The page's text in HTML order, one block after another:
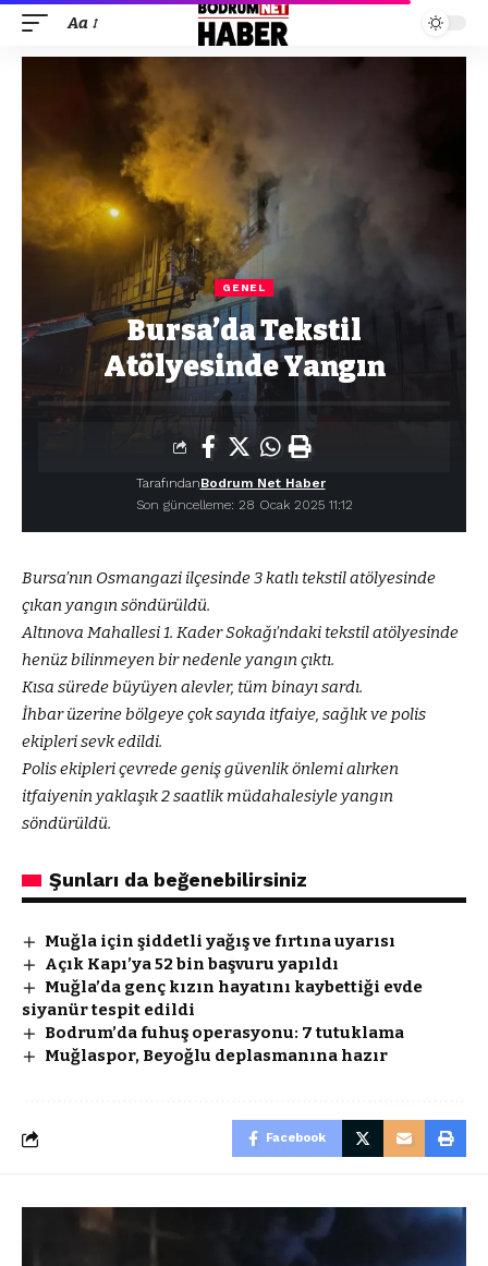
Aa
GENEL
Bursa’da Tekstil
Atölyesinde Yangın
Son güncelleme: 28 Ocak 2025 11:12
TarafındanBodrum Net Haber
Bursa’nın Osmangazi ilçesinde 3 katlı tekstil atölyesinde
çıkan yangın söndürüldü.
Altınova Mahallesi 1. Kader Sokağı’ndaki tekstil atölyesinde
henüz bilinmeyen bir nedenle yangın çıktı.
Kısa sürede büyüyen alevler, tüm binayı sardı.
İhbar üzerine bölgeye çok sayıda itfaiye, sağlık ve polis
ekipleri sevk edildi.
Polis ekipleri çevrede geniş güvenlik önlemi alırken
itfaiyenin yaklaşık 2 saatlik müdahalesiyle yangın
söndürüldü.
Şunları da beğenebilirsiniz
Muğla için şiddetli yağış ve fırtına uyarısı
Açık Kapı’ya 52 bin başvuru yapıldı
Muğla’da genç kızın hayatını kaybettiği evde
siyanür tespit edildi
Bodrum’da fuhuş operasyonu: 7 tutuklama
Muğlaspor, Beyoğlu deplasmanına hazır
Facebook